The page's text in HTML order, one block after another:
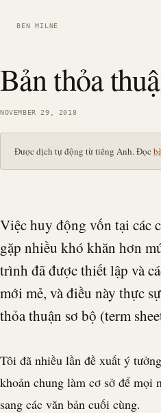
BEN MILNE
Bản thỏa
NOVEMBER 29, 2018
Được dịch tự động từ tiếng Anh. Đọc
Việc huy động vốn tại các
gặp nhiều khó khăn hơn
trình đã được thiết lập và
mới mẻ, và điều này thực
thỏa thuận sơ bộ (term
Tôi đã nhiều lần đề xuất ý
khoản chung làm cơ sở để mọi
sang các văn bản cuối cùng.